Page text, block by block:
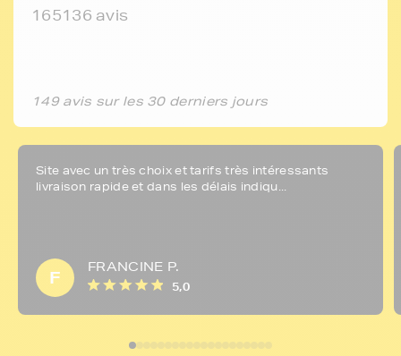
165136 avis
149 avis sur les 30 derniers jours
Site avec un très choix et tarifs très intéressants
livraison rapide et dans les délais indiqu...
F
FRANCINE P.
5,0